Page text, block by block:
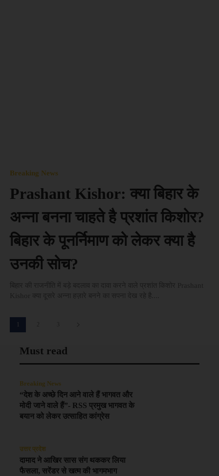
Breaking News
Prashant Kishor: क्या बिहार के
अन्ना बनना चाहते है प्रशांत किशोर?
बिहार के पूनर्निमाण को लेकर क्या है
उनकी सोच?
1
Must read
Breaking News
“देश के अच्छे दिन आने वाले हैं भागवत और
मोदी जाने वाले हैं”- RSS प्रमुख भागवत के
बयान को लेकर उत्साहित कांग्रेस
उत्तर प्रदेश
दामाद ने आखिर सास संग थककर लिया
फैसला, सरेंडर से खत्म की भागमभाग